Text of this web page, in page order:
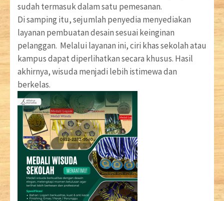
sudah termasuk dalam satu pemesanan.
Di samping itu, sejumlah penyedia menyediakan
layanan pembuatan desain sesuai keinginan
pelanggan. Melalui layanan ini, ciri khas sekolah atau
kampus dapat diperlihatkan secara khusus. Hasil
akhirnya, wisuda menjadi lebih istimewa dan
berkelas.